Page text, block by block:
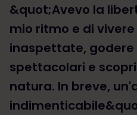
&quot;Avevo la
mio ritmo e di
inaspettate,
spettacolari e
natura. In breve,